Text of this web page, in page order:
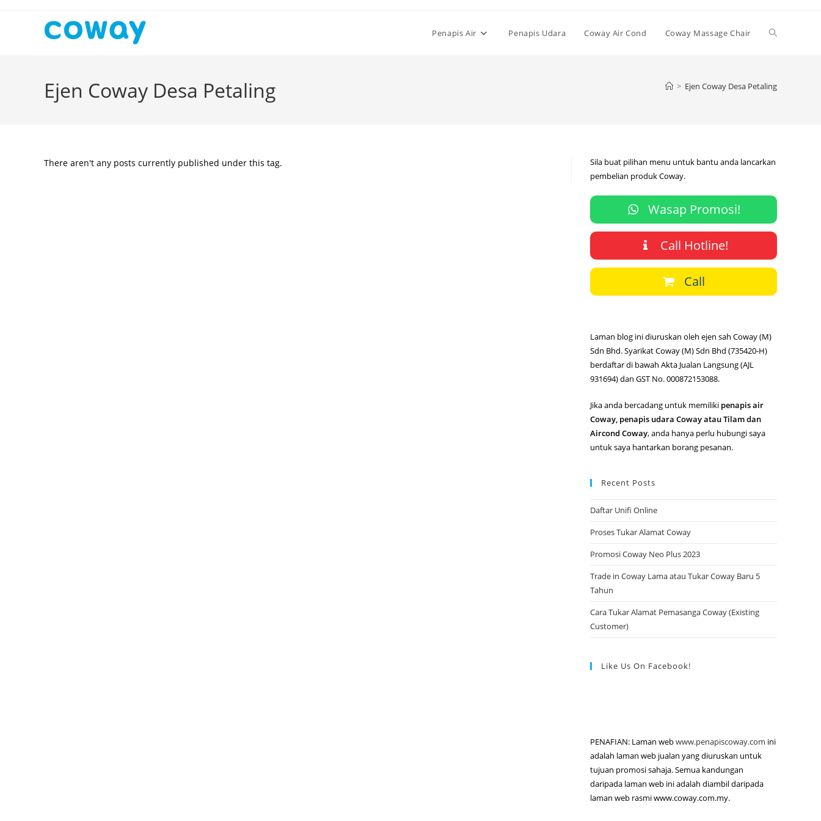
Penapis Air Penapis Udara Coway Air Cond Coway Massage Chair Toggle
Ejen Coway Desa Petaling > Ejen Coway Desa Petaling
There aren't any posts currently published under this tag.
Sila buat pilihan menu untuk bantu anda lancarkan
pembelian produk Coway.
Wasap Promosi!
Call Hotline!
Call
Laman blog ini diuruskan oleh ejen sah Coway (M)
Sdn Bhd. Syarikat Coway (M) Sdn Bhd (735420-H)
berdaftar di bawah Akta Jualan Langsung (AJL
931694) dan GST No. 000872153088.
Jika anda bercadang untuk memiliki penapis air
Coway, penapis udara Coway atau Tilam dan
Aircond Coway, anda hanya perlu hubungi saya
untuk saya hantarkan borang pesanan.
Recent Posts
Daftar Unifi Online
Proses Tukar Alamat Coway
Promosi Coway Neo Plus 2023
Trade in Coway Lama atau Tukar Coway Baru 5
Tahun
Cara Tukar Alamat Pemasanga Coway (Existing
Customer)
Like Us On Facebook!
PENAFIAN: Laman webwww.penapiscoway.com ini
adalah laman web jualan yang diuruskan untuk
tujuan promosi sahaja. Semua kandungan
daripada laman web ini adalah diambil daripada
laman web rasmi www.coway.com.my.